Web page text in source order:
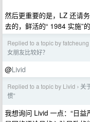
然后更重要的是，LZ 还请
去的，鲜活的“ 1984 实施”
Replied to a topic by fatcheung
女朋友比较好？
@Livid
Replied to a topic by Livid › 关
惯”
我想询问 Livid 一点：“日